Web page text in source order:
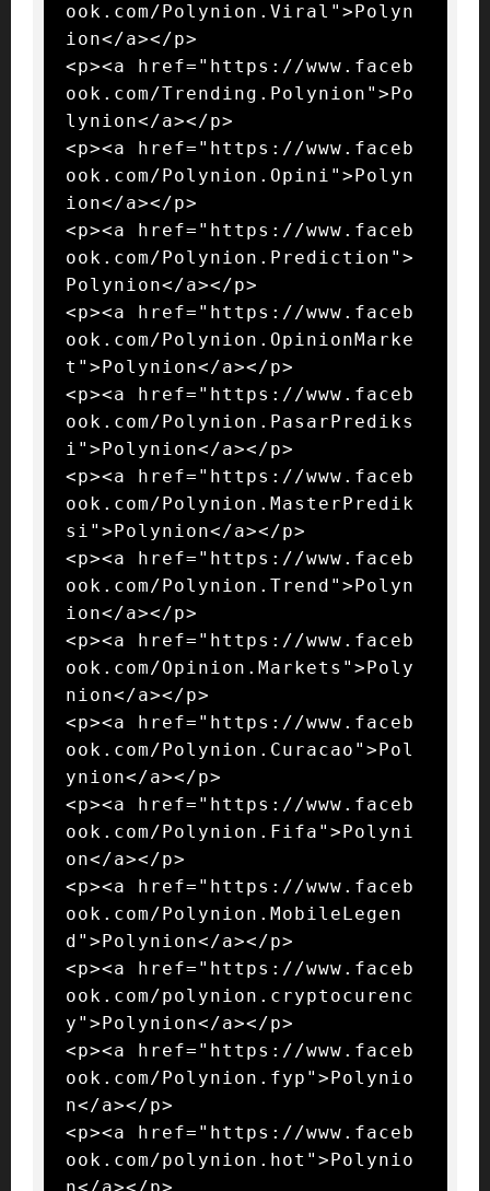
ook.com/Polynion.Viral">Polyn
ion</a></p>
<p><a href="https://www.faceb
ook.com/Trending.Polynion">Po
lynion</a></p>
<p><a href="https://www.faceb
ook.com/Polynion.Opini">Polyn
ion</a></p>
<p><a href="https://www.faceb
ook.com/Polynion.Prediction">
Polynion</a></p>
<p><a href="https://www.faceb
ook.com/Polynion.OpinionMarke
t">Polynion</a></p>
<p><a href="https://www.faceb
ook.com/Polynion.PasarPrediks
i">Polynion</a></p>
<p><a href="https://www.faceb
ook.com/Polynion.MasterPredik
si">Polynion</a></p>
<p><a href="https://www.faceb
ook.com/Polynion.Trend">Polyn
ion</a></p>
<p><a href="https://www.faceb
ook.com/Opinion.Markets">Poly
nion</a></p>
<p><a href="https://www.faceb
ook.com/Polynion.Curacao">Pol
ynion</a></p>
<p><a href="https://www.faceb
ook.com/Polynion.Fifa">Polyni
on</a></p>
<p><a href="https://www.faceb
ook.com/Polynion.MobileLegen
d">Polynion</a></p>
<p><a href="https://www.faceb
ook.com/polynion.cryptocurenc
y">Polynion</a></p>
<p><a href="https://www.faceb
ook.com/Polynion.fyp">Polynio
n</a></p>
<p><a href="https://www.faceb
ook.com/polynion.hot">Polynio